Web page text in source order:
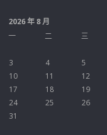
2026 年 8 月
一
二 三
3
4 5
10
11 12
17
18 19
24
25 26
31